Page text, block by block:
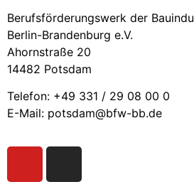
Berufsförderungswerk der
Berlin-Brandenburg e.V.
Ahornstraße 20
14482 Potsdam
Telefon: +49 331 / 29 08 00 0
E-Mail: potsdam@bfw-bb.de